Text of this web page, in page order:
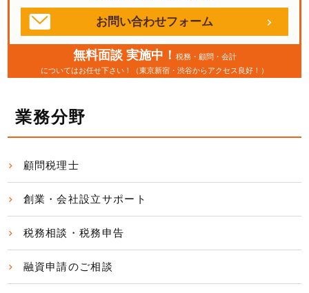
お問い合わせフォーム
無料面談 実施中！ 税務・顧問・会計
についてはお任せ下さい！（東京新宿・渋谷からアクセス良好！）
業務分野
顧問税理士
創業・会社設立サポート
税務相談・税務申告
融資申請のご相談